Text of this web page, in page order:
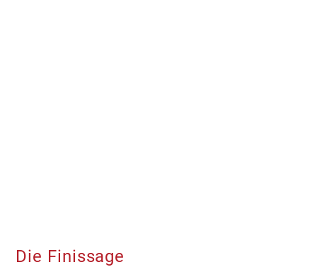
Die Finissage